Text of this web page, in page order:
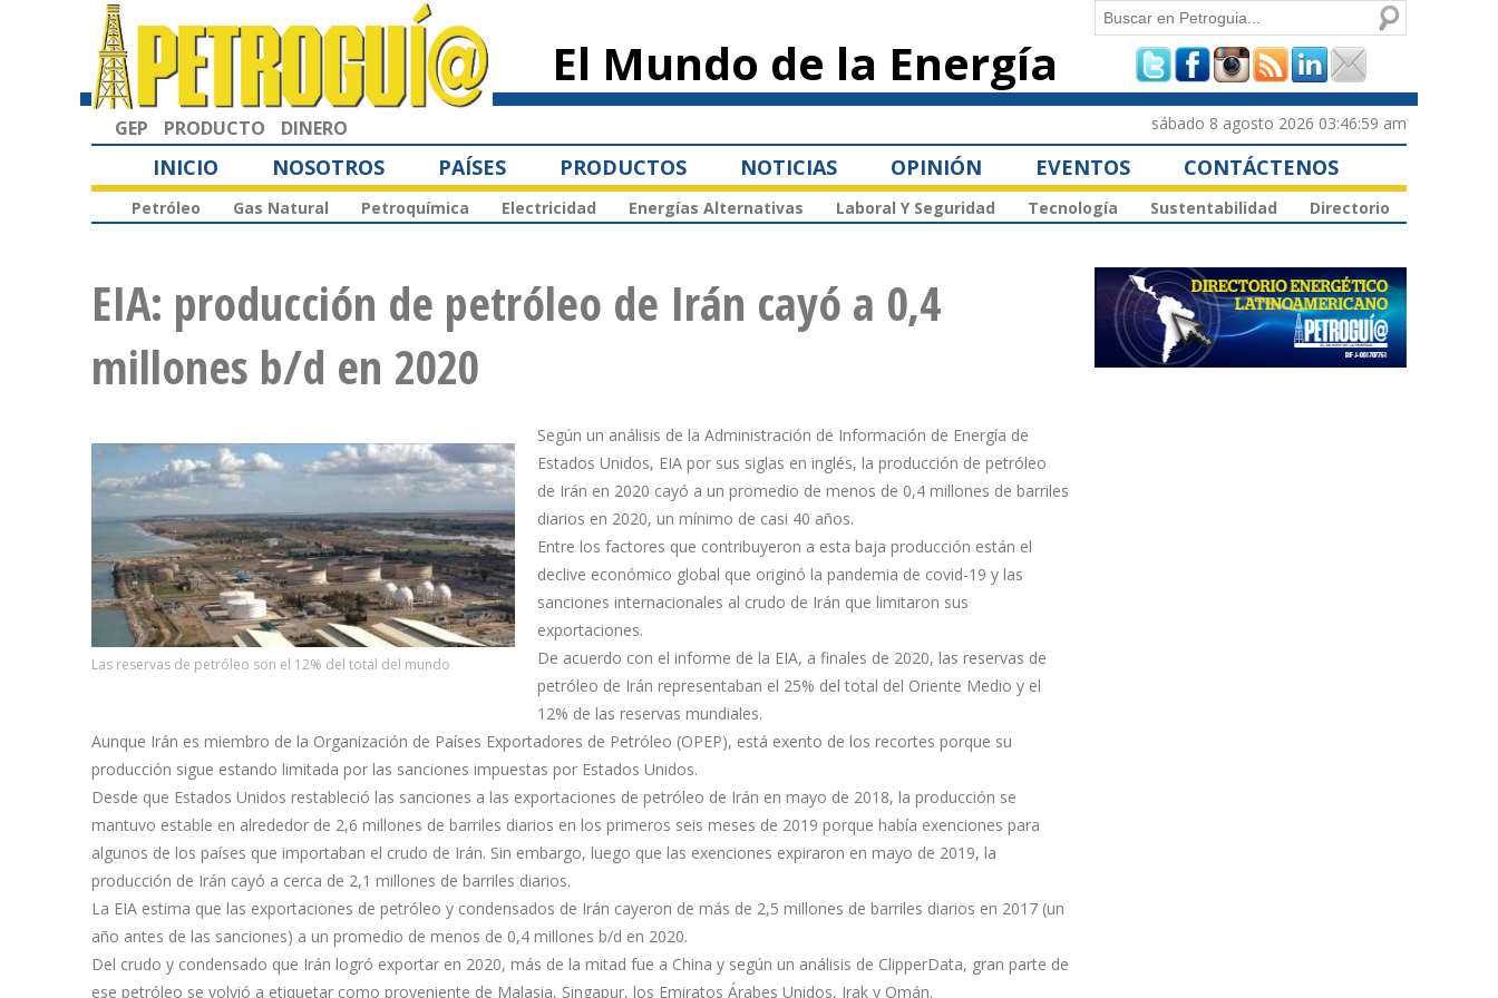
principal
El Mundo de la Energía
Formulario de
búsqueda
Buscar
GEP PRODUCTO DINERO sábado 8 agosto 2026 03:46:59 am
INICIO NOSOTROS PAÍSES PRODUCTOS NOTICIAS OPINIÓN EVENTOS CONTÁCTENOS
Petróleo Gas Natural Petroquímica Electricidad Energías Alternativas Laboral Y Seguridad Tecnología Sustentabilidad Directorio
EIA: producción de petróleo de Irán cayó a 0,4
millones b/d en 2020
Las reservas de petróleo son el 12% del total del mundo
Según un análisis de la Administración de Información de Energía de
Estados Unidos, EIA por sus siglas en inglés, la producción de petróleo
de Irán en 2020 cayó a un promedio de menos de 0,4 millones de barriles
diarios en 2020, un mínimo de casi 40 años.
Entre los factores que contribuyeron a esta baja producción están el
declive económico global que originó la pandemia de covid-19 y las
sanciones internacionales al crudo de Irán que limitaron sus
exportaciones.
De acuerdo con el informe de la EIA, a finales de 2020, las reservas de
petróleo de Irán representaban el 25% del total del Oriente Medio y el
12% de las reservas mundiales.
Aunque Irán es miembro de la Organización de Países Exportadores de Petróleo (OPEP), está exento de los recortes porque su
producción sigue estando limitada por las sanciones impuestas por Estados Unidos.
Desde que Estados Unidos restableció las sanciones a las exportaciones de petróleo de Irán en mayo de 2018, la producción se
mantuvo estable en alrededor de 2,6 millones de barriles diarios en los primeros seis meses de 2019 porque había exenciones para
algunos de los países que importaban el crudo de Irán. Sin embargo, luego que las exenciones expiraron en mayo de 2019, la
producción de Irán cayó a cerca de 2,1 millones de barriles diarios.
La EIA estima que las exportaciones de petróleo y condensados de Irán cayeron de más de 2,5 millones de barriles diarios en 2017 (un
año antes de las sanciones) a un promedio de menos de 0,4 millones b/d en 2020.
Del crudo y condensado que Irán logró exportar en 2020, más de la mitad fue a China y según un análisis de ClipperData, gran parte de
ese petróleo se volvió a etiquetar como proveniente de Malasia, Singapur, los Emiratos Árabes Unidos, Irak y Omán.